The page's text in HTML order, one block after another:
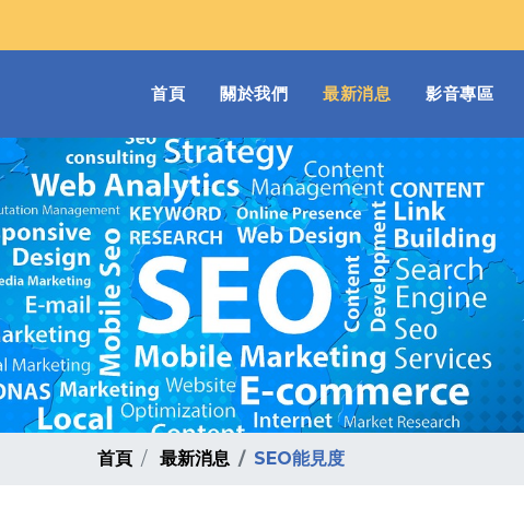
首頁(current)
關於我們 最新消息 影音專區
首頁 最新消息 SEO能見度